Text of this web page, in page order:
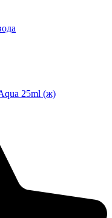
25ml (ж)